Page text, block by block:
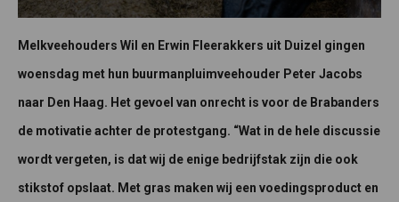
Melkveehouders Wil en Erwin Fleerakkers uit Duizel gingen
woensdag met hun buurmanpluimveehouder Peter Jacobs
naar Den Haag. Het gevoel van onrecht is voor de Brabanders
de motivatie achter de protestgang. “Wat in de hele discussie
wordt vergeten, is dat wij de enige bedrijfstak zijn die ook
stikstof opslaat. Met gras maken wij een voedingsproduct en